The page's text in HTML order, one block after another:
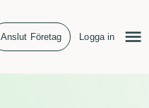
Anslut Företag Logga in